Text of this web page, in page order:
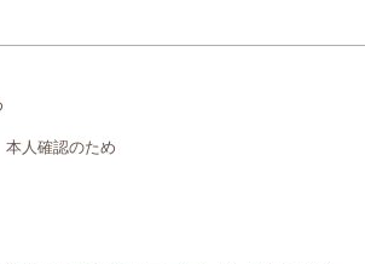
本人確認のため